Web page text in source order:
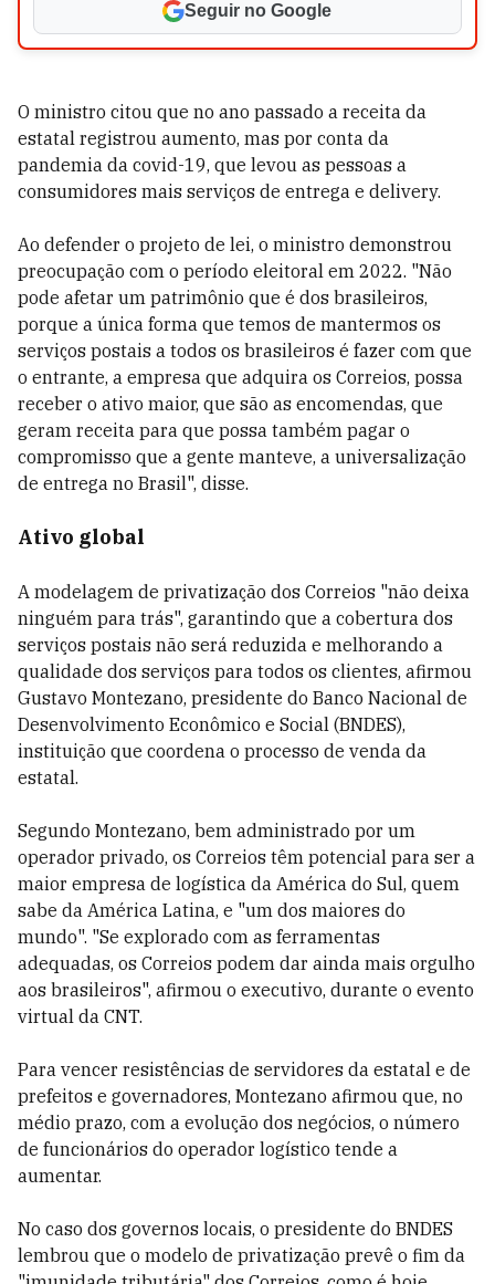
Seguir no Google
O ministro citou que no ano passado a receita da
estatal registrou aumento, mas por conta da
pandemia da covid-19, que levou as pessoas a
consumidores mais serviços de entrega e delivery.
Ao defender o projeto de lei, o ministro demonstrou
preocupação com o período eleitoral em 2022. "Não
pode afetar um patrimônio que é dos brasileiros,
porque a única forma que temos de mantermos os
serviços postais a todos os brasileiros é fazer com que
o entrante, a empresa que adquira os Correios, possa
receber o ativo maior, que são as encomendas, que
geram receita para que possa também pagar o
compromisso que a gente manteve, a universalização
de entrega no Brasil", disse.
Ativo global
A modelagem de privatização dos Correios "não deixa
ninguém para trás", garantindo que a cobertura dos
serviços postais não será reduzida e melhorando a
qualidade dos serviços para todos os clientes, afirmou
Gustavo Montezano, presidente do Banco Nacional de
Desenvolvimento Econômico e Social (BNDES),
instituição que coordena o processo de venda da
estatal.
Segundo Montezano, bem administrado por um
operador privado, os Correios têm potencial para ser a
maior empresa de logística da América do Sul, quem
sabe da América Latina, e "um dos maiores do
mundo". "Se explorado com as ferramentas
adequadas, os Correios podem dar ainda mais orgulho
aos brasileiros", afirmou o executivo, durante o evento
virtual da CNT.
Para vencer resistências de servidores da estatal e de
prefeitos e governadores, Montezano afirmou que, no
médio prazo, com a evolução dos negócios, o número
de funcionários do operador logístico tende a
aumentar.
No caso dos governos locais, o presidente do BNDES
lembrou que o modelo de privatização prevê o fim da